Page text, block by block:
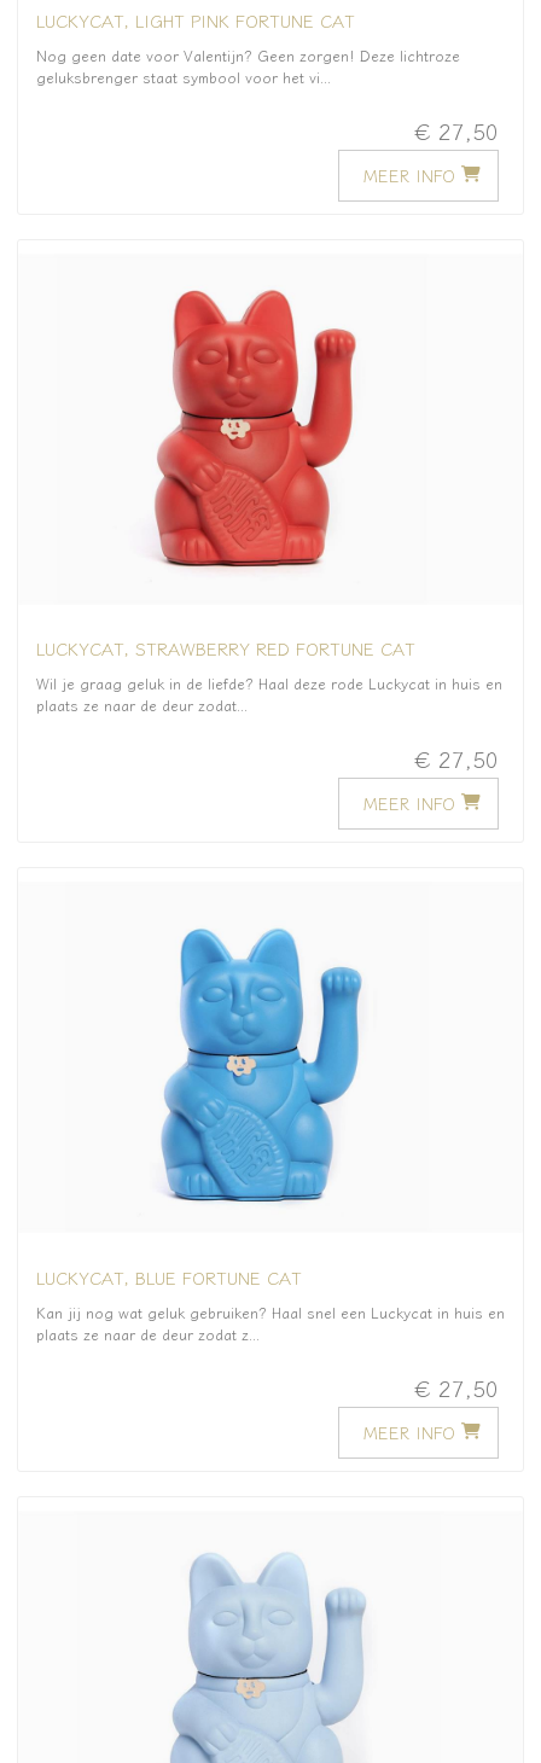
LUCKYCAT, LIGHT PINK FORTUNE CAT
Nog geen date voor Valentijn? Geen zorgen! Deze lichtroze
geluksbrenger staat symbool voor het vi...
€ 27,50
MEER INFO
LUCKYCAT, STRAWBERRY RED FORTUNE CAT
Wil je graag geluk in de liefde? Haal deze rode Luckycat in huis en
plaats ze naar de deur zodat...
€ 27,50
MEER INFO
LUCKYCAT, BLUE FORTUNE CAT
Kan jij nog wat geluk gebruiken? Haal snel een Luckycat in huis en
plaats ze naar de deur zodat z...
€ 27,50
MEER INFO